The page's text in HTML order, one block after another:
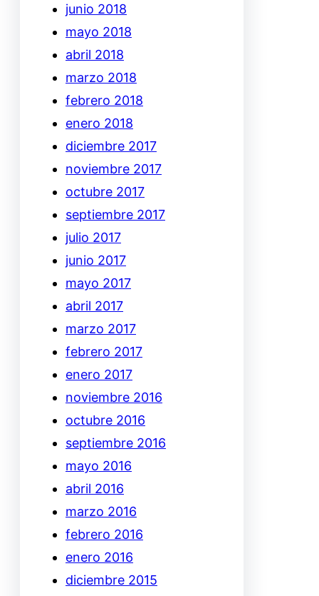
junio 2018
mayo 2018
abril 2018
marzo 2018
febrero 2018
enero 2018
diciembre 2017
noviembre 2017
octubre 2017
septiembre 2017
julio 2017
junio 2017
mayo 2017
abril 2017
marzo 2017
febrero 2017
enero 2017
noviembre 2016
octubre 2016
septiembre 2016
mayo 2016
abril 2016
marzo 2016
febrero 2016
enero 2016
diciembre 2015